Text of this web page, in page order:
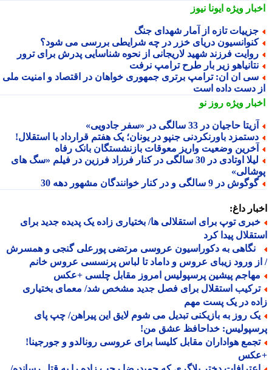
ویژهایونا نیوز
تازه از آمار شهدای جنگ
دریای خزر در چه شرایطی بررسی می شود؟
فرزند شهید لاریجانی از نحوه شناسایی پدرش برای ترور
زیر بار طرح ترامپ نرفت
ان ان: ترامپ برتری جمهوری خواهان در اقتصاد و امنیت ملی را
دست داده است
ویژهروز نو
حاجیان در 33 سالگی در «سفر جادویی»
باورنکردنی جنپو در یونان؛ یک هفتم قرارداد با استقلال!
وضعیت واریز معوقات بازنشستگان بانک رفاه
لیلا اوتادی در 30 سالگی در کنار فرزاد فرزین در فیلم «سگ های
در 9 سالگی و در کنار خوانندگان مشهور دهه 30
داغ:
توپ برای استقلالی ها/ بختیاری زاده یک پدیده جدید برای
پیدا کرد
به دکوراسیون عروسی مرتضی پورعلی گنجی و همسرش
ورود زیبای عروس و داماد تا لباس پرنسسی عروس خانم
پیشین پرسپولیس امروز مقابل چلسی +عکس
استقلال برای فصل جدید مشخص شد/ معمای بختیاری
در یک پست مهم
روز به بازیکنی تبدیل می شوم لایق این پیراهن/ چپ پای
خداحافظ عشق من!
هواداران مقابل کلیسا برای عروسی رونالدو و جورجینا!